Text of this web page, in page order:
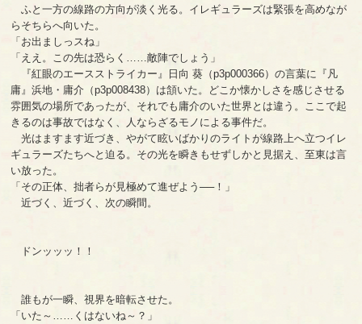
ふと一方の線路の方向が淡く光る。イレギュラーズは緊張を高めなが
らそちらへ向いた。
「お出ましっスね」
「ええ。この先は恐らく……敵陣でしょう」
『紅眼のエースストライカー』日向 葵（p3p000366）の言葉に『凡
庸』浜地・庸介（p3p008438）は頷いた。どこか懐かしさを感じさせる
雰囲気の場所であったが、それでも庸介のいた世界とは違う。ここで起
きるのは事故ではなく、人ならざるモノによる事件だ。
光はますます近づき、やがて眩いばかりのライトが線路上へ立つイレ
ギュラーズたちへと迫る。その光を瞬きもせずしかと見据え、至東は言
い放った。
「その正体、拙者らが見極めて進ぜよう──！」
近づく、近づく、次の瞬間。
ドンッッッ！！
誰もが一瞬、視界を暗転させた。
「いた～……くはないね～？」